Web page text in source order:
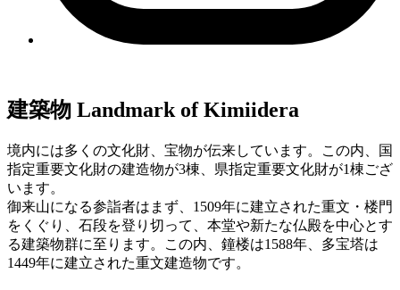
建築物 Landmark of Kimiidera
境内には多くの文化財、宝物が伝来しています。この内、国
指定重要文化財の建造物が3棟、県指定重要文化財が1棟ござ
います。
御来山になる参詣者はまず、1509年に建立された重文・楼門
をくぐり、石段を登り切って、本堂や新たな仏殿を中心とす
る建築物群に至ります。この内、鐘楼は1588年、多宝塔は
1449年に建立された重文建造物です。